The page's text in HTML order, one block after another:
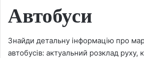
Автобуси
Знайди детальну інформацію про
автобусів: актуальний розклад руху,